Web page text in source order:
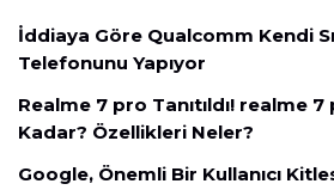
İddiaya Göre Qualcomm Kendi
Telefonunu Yapıyor
Realme 7 pro Tanıtıldı! realme 7
Kadar? Özellikleri Neler?
Google, Önemli Bir Kullanıcı